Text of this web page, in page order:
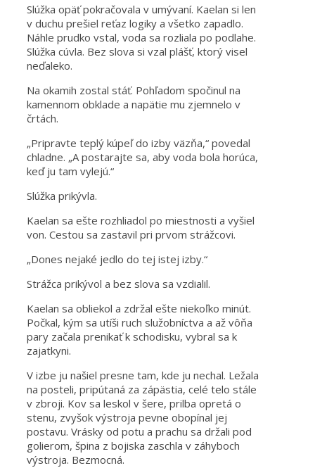
Slúžka opäť pokračovala v umývaní. Kaelan si len
v duchu prešiel reťaz logiky a všetko zapadlo.
Náhle prudko vstal, voda sa rozliala po podlahe.
Slúžka cúvla. Bez slova si vzal plášť, ktorý visel
neďaleko.
Na okamih zostal stáť. Pohľadom spočinul na
kamennom obklade a napätie mu zjemnelo v
črtách.
„Pripravte teplý kúpeľ do izby väzňa,“ povedal
chladne. „A postarajte sa, aby voda bola horúca,
keď ju tam vylejú.“
Slúžka prikývla.
Kaelan sa ešte rozhliadol po miestnosti a vyšiel
von. Cestou sa zastavil pri prvom strážcovi.
„Dones nejaké jedlo do tej istej izby.“
Strážca prikývol a bez slova sa vzdialil.
Kaelan sa obliekol a zdržal ešte niekoľko minút.
Počkal, kým sa utíši ruch služobníctva a až vôňa
pary začala prenikať k schodisku, vybral sa k
zajatkyni.
V izbe ju našiel presne tam, kde ju nechal. Ležala
na posteli, pripútaná za zápästia, celé telo stále
v zbroji. Kov sa leskol v šere, prilba opretá o
stenu, zvyšok výstroja pevne obopínal jej
postavu. Vrásky od potu a prachu sa držali pod
golierom, špina z bojiska zaschla v záhyboch
výstroja. Bezmocná.